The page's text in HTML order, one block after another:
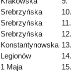
Srebrzyńska
10.
Srebrzyńska
11.
Srebrzyńska
12.
Konstantynowska 13.
Legionów
14.
1 Maja
15.